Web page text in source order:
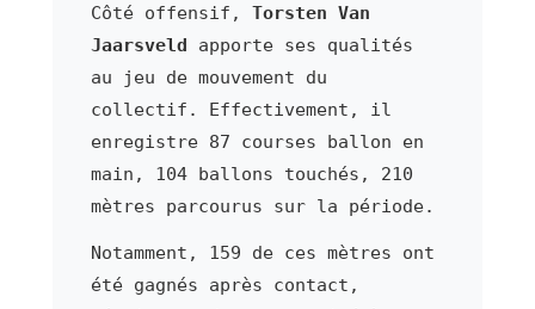
Côté offensif, Torsten Van
Jaarsveld apporte ses qualités
au jeu de mouvement du
collectif. Effectivement, il
enregistre 87 courses ballon en
main, 104 ballons touchés, 210
mètres parcourus sur la période.
Notamment, 159 de ces mètres ont
été gagnés après contact,